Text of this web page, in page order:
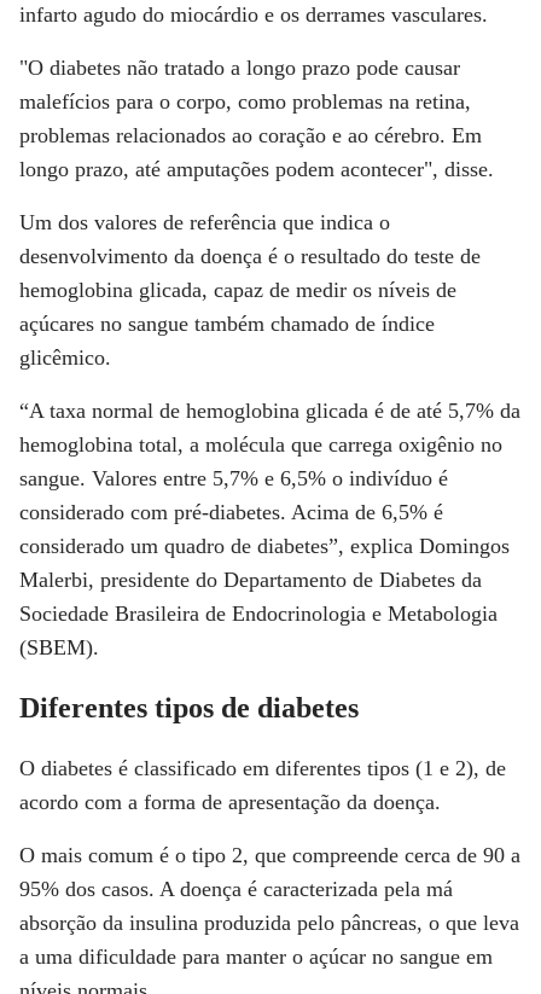
infarto agudo do miocárdio e os derrames vasculares.
"O diabetes não tratado a longo prazo pode causar
malefícios para o corpo, como problemas na retina,
problemas relacionados ao coração e ao cérebro. Em
longo prazo, até amputações podem acontecer", disse.
Um dos valores de referência que indica o
desenvolvimento da doença é o resultado do teste de
hemoglobina glicada, capaz de medir os níveis de
açúcares no sangue também chamado de índice
glicêmico.
“A taxa normal de hemoglobina glicada é de até 5,7% da
hemoglobina total, a molécula que carrega oxigênio no
sangue. Valores entre 5,7% e 6,5% o indivíduo é
considerado com pré-diabetes. Acima de 6,5% é
considerado um quadro de diabetes”, explica Domingos
Malerbi, presidente do Departamento de Diabetes da
Sociedade Brasileira de Endocrinologia e Metabologia
(SBEM).
Diferentes tipos de diabetes
O diabetes é classificado em diferentes tipos (1 e 2), de
acordo com a forma de apresentação da doença.
O mais comum é o tipo 2, que compreende cerca de 90 a
95% dos casos. A doença é caracterizada pela má
absorção da insulina produzida pelo pâncreas, o que leva
a uma dificuldade para manter o açúcar no sangue em